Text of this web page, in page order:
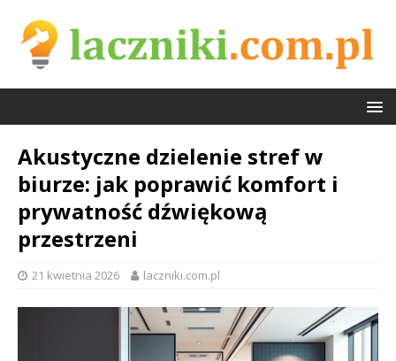
Akustyczne dzielenie stref w
biurze: jak poprawić komfort i
prywatność dźwiękową
przestrzeni
21 kwietnia 2026 laczniki.com.pl